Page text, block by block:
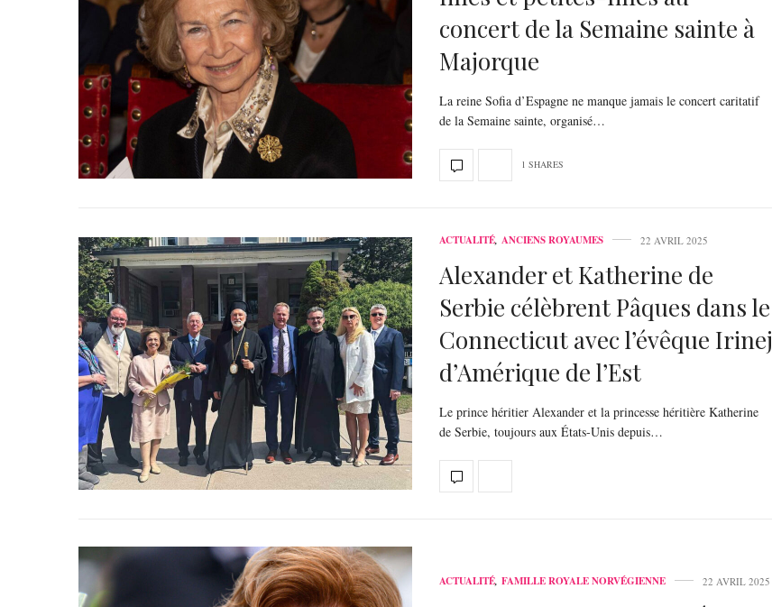
concert de la Semaine sainte à
Majorque
La reine Sofia d’Espagne ne manque jamais le concert caritatif
de la Semaine sainte, organisé…
1 SHARES
ACTUALITÉ, ANCIENS ROYAUMES 22 AVRIL 2025
Alexander et Katherine de
Serbie célèbrent Pâques dans le
Connecticut avec l’évêque Irinej
d’Amérique de l’Est
Le prince héritier Alexander et la princesse héritière Katherine
de Serbie, toujours aux États-Unis depuis…
ACTUALITÉ, FAMILLE ROYALE NORVÉGIENNE 22 AVRIL 2025